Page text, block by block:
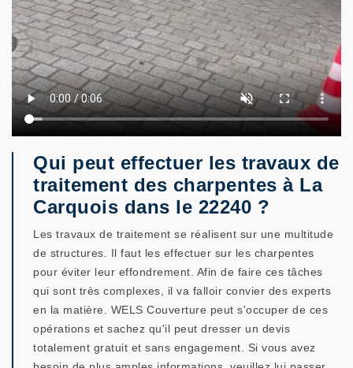
Qui peut effectuer les travaux de
traitement des charpentes à La
Carquois dans le 22240 ?
Les travaux de traitement se réalisent sur une multitude
de structures. Il faut les effectuer sur les charpentes
pour éviter leur effondrement. Afin de faire ces tâches
qui sont très complexes, il va falloir convier des experts
en la matière. WELS Couverture peut s'occuper de ces
opérations et sachez qu'il peut dresser un devis
totalement gratuit et sans engagement. Si vous avez